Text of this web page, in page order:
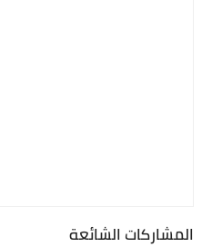
المشاركات الشائعة